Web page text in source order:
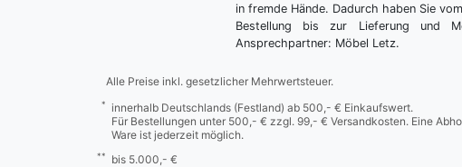
in fremde Hände. Dadurch haben Sie
Bestellung bis zur Lieferung und
Ansprechpartner: Möbel Letz.
Alle Preise inkl. gesetzlicher Mehrwertsteuer.
*
innerhalb Deutschlands (Festland) ab 500,- € Einkaufswert.
Für Bestellungen unter 500,- € zzgl. 99,- € Versandkosten. Eine
Ware ist jederzeit möglich.
** bis 5.000,- €